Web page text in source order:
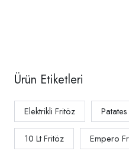
Ürün Etiketleri
Elektrikli Fritöz
10 Lt Fritöz Empero